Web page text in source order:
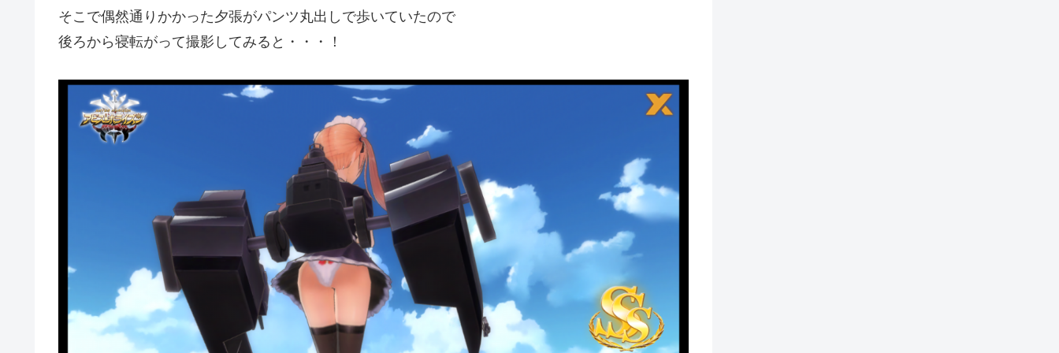
そこで偶然通りかかった夕張がパンツ丸出しで歩いていたので
後ろから寝転がって撮影してみると・・・！